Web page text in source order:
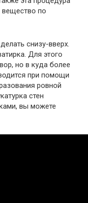
вещество по
снизу-вверх.
Для этого
но в куда более
при помощи
ровной
стен
вы можете